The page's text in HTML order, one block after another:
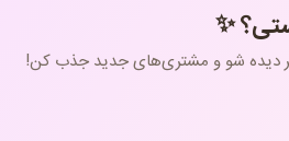
✨
دیده شو و مشتری‌های جدید جذب کن!